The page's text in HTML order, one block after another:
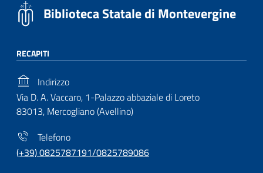
Biblioteca Statale di Montevergine
RECAPITI
Indirizzo
Via D. A. Vaccaro, 1-Palazzo abbaziale di Loreto
83013, Mercogliano (Avellino)
Telefono
(+39) 0825787191/0825789086